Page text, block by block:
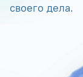
своего дела.